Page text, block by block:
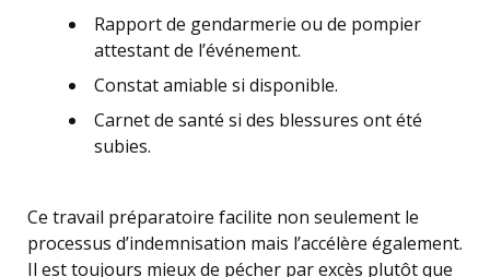
Rapport de gendarmerie ou de pompier
attestant de l’événement.
Constat amiable si disponible.
Carnet de santé si des blessures ont été
subies.
Ce travail préparatoire facilite non seulement le
processus d’indemnisation mais l’accélère également.
Il est toujours mieux de pécher par excès plutôt que